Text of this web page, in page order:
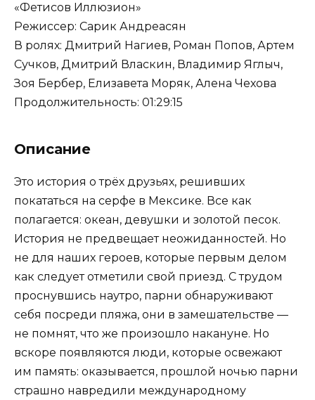
«Фетисов Иллюзион»
Режиссер: Сарик Андреасян
В ролях: Дмитрий Нагиев, Роман Попов, Артем
Сучков, Дмитрий Власкин, Владимир Яглыч,
Зоя Бербер, Елизавета Моряк, Алена Чехова
Продолжительность: 01:29:15
Описание
Это история о трёх друзьях, решивших
покататься на серфе в Мексике. Все как
полагается: океан, девушки и золотой песок.
История не предвещает неожиданностей. Но
не для наших героев, которые первым делом
как следует отметили свой приезд. С трудом
проснувшись наутро, парни обнаруживают
себя посреди пляжа, они в замешательстве —
не помнят, что же произошло накануне. Но
вскоре появляются люди, которые освежают
им память: оказывается, прошлой ночью парни
страшно навредили международному